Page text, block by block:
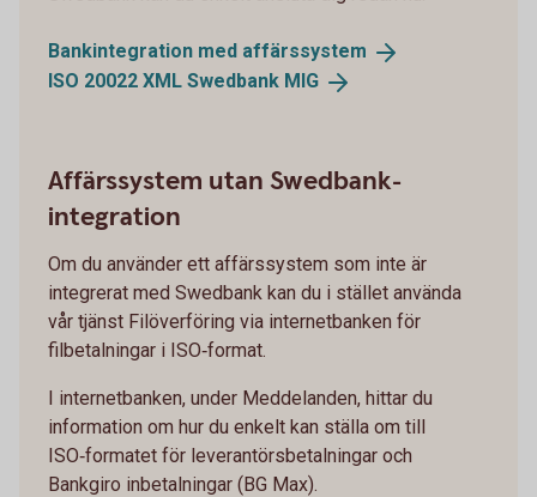
Bankintegration med affärssystem
ISO 20022 XML Swedbank MIG
Affärssystem utan Swedbank-
integration
Om du använder ett affärssystem som inte är
integrerat med Swedbank kan du i stället använda
vår tjänst Filöverföring via internetbanken för
filbetalningar i ISO‑format.
I internetbanken, under Meddelanden, hittar du
information om hur du enkelt kan ställa om till
ISO‑formatet för leverantörsbetalningar och
Bankgiro inbetalningar (BG Max).